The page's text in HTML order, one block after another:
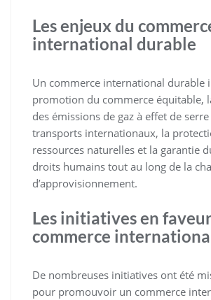
Les enjeux du
international durable
Un commerce international durable
promotion du commerce équitable,
des émissions de gaz à effet de
transports internationaux, la
ressources naturelles et la garantie
droits humains tout au long de la
d’approvisionnement.
Les initiatives en
commerce
De nombreuses initiatives ont été
pour promouvoir un commerce